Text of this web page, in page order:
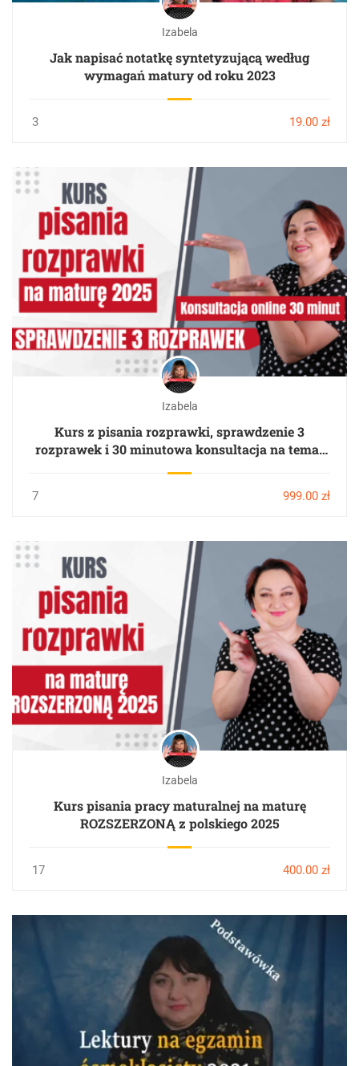
Izabela
Jak napisać notatkę syntetyzującą według
wymagań matury od roku 2023
3 19.00 zł
Izabela
Kurs z pisania rozprawki, sprawdzenie 3
rozprawek i 30 minutowa konsultacja na temat
7 999.00 zł
Izabela
Kurs pisania pracy maturalnej na maturę
ROZSZERZONĄ z polskiego 2025
17 400.00 zł